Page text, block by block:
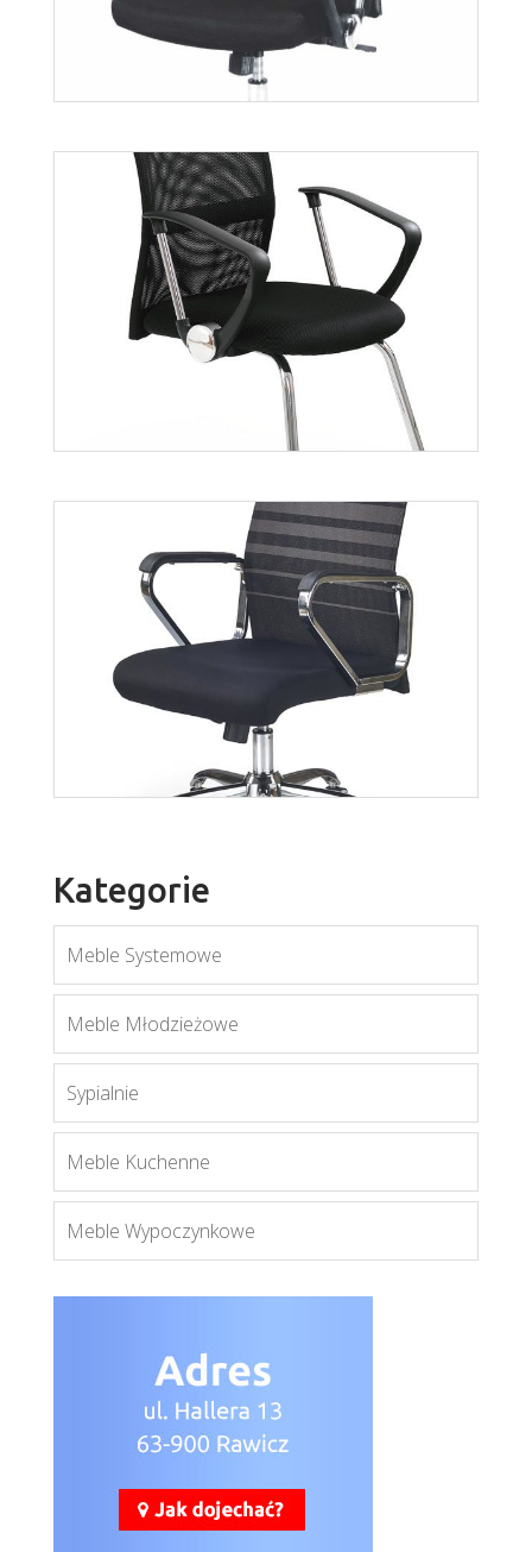
Vire
Więcej
Więcej
Więcej
Kategorie
Meble Systemowe
Meble Młodzieżowe
Sypialnie
Meble Kuchenne
Meble Wypoczynkowe